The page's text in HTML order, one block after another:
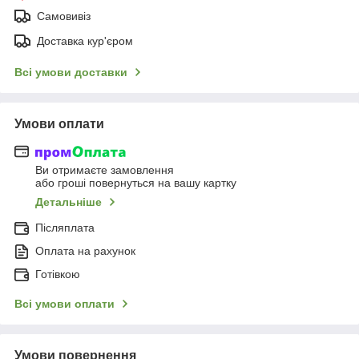
Самовивіз
Доставка кур'єром
Всі умови доставки
Умови оплати
Ви отримаєте замовлення
або гроші повернуться на вашу картку
Детальніше
Післяплата
Оплата на рахунок
Готівкою
Всі умови оплати
Умови повернення